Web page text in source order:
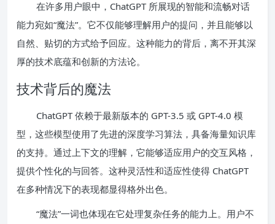
在许多用户眼中，ChatGPT 所展现的智能和流畅对话
能力宛如“魔法”。它不仅能够理解用户的提问，并且能够以
自然、贴切的方式给予回应。这种能力的背后，离不开其深
厚的技术底蕴和创新的方法论。
技术背后的魔法
ChatGPT 依赖于最新版本的 GPT-3.5 或 GPT-4.0 模
型，这些模型使用了先进的深度学习算法，具备海量知识库
的支持。通过上下文的理解，它能够适应用户的交互风格，
提供个性化的与回答。这种灵活性和适应性使得 ChatGPT
在多种情况下的表现都显得格外出色。
“魔法”一词也体现在它处理复杂任务的能力上。用户不